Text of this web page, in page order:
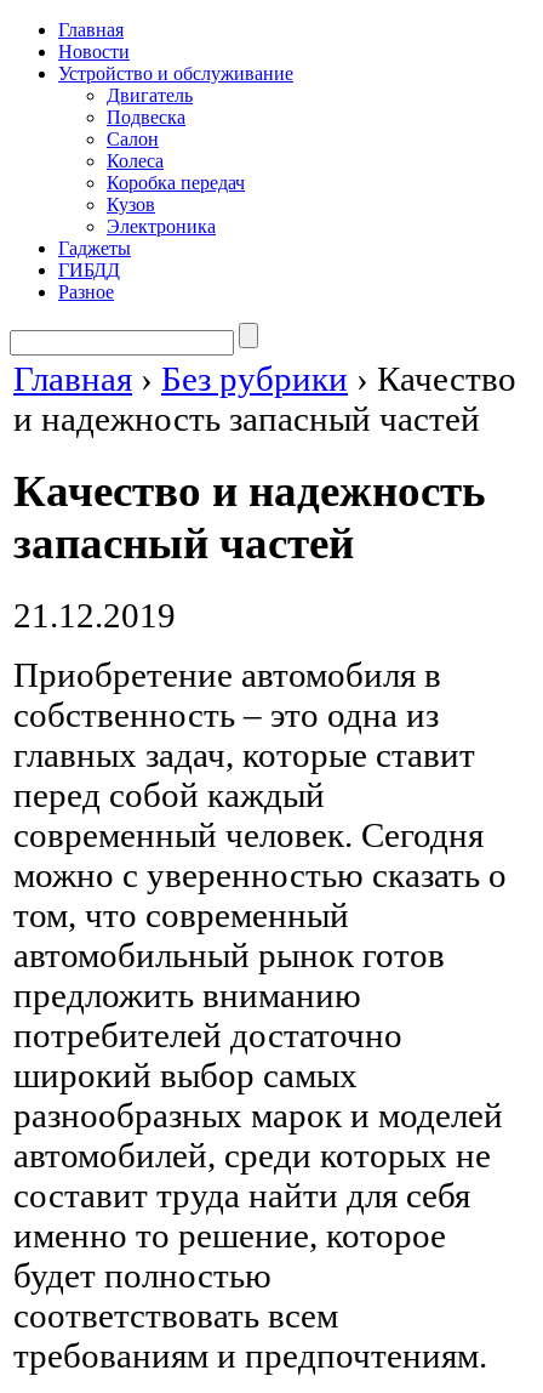
Главная
Новости
Устройство и обслуживание
Двигатель
Подвеска
Салон
Колеса
Коробка передач
Кузов
Электроника
Гаджеты
ГИБДД
Разное
Главная › Без рубрики › Качество
и надежность запасный частей
Качество и надежность
запасный частей
21.12.2019
Приобретение автомобиля в
собственность – это одна из
главных задач, которые ставит
перед собой каждый
современный человек. Сегодня
можно с уверенностью сказать о
том, что современный
автомобильный рынок готов
предложить вниманию
потребителей достаточно
широкий выбор самых
разнообразных марок и моделей
автомобилей, среди которых не
составит труда найти для себя
именно то решение, которое
будет полностью
соответствовать всем
требованиям и предпочтениям.